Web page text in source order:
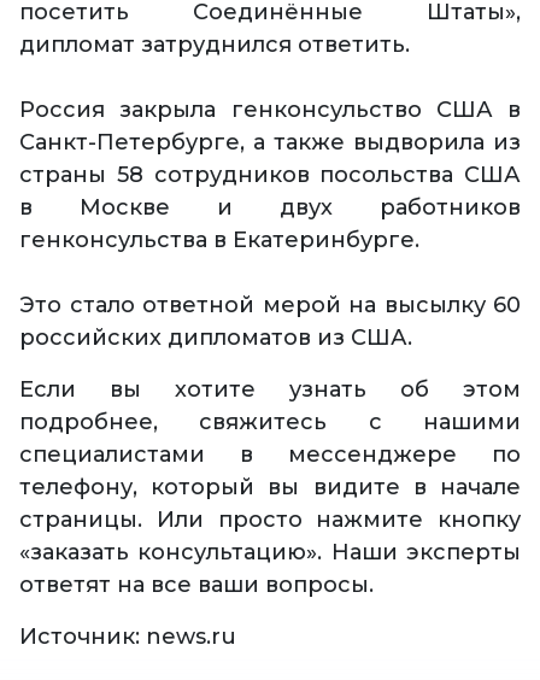
посетить Соединённые Штаты»,
дипломат затруднился ответить.
Россия закрыла генконсульство США в
Санкт-Петербурге, а также выдворила из
страны 58 сотрудников посольства США
в Москве и двух работников
генконсульства в Екатеринбурге.
Это стало ответной мерой на высылку 60
российских дипломатов из США.
Если вы хотите узнать об этом
подробнее, свяжитесь с нашими
специалистами в мессенджере по
телефону, который вы видите в начале
страницы. Или просто нажмите кнопку
«заказать консультацию». Наши эксперты
ответят на все ваши вопросы.
Источник: news.ru